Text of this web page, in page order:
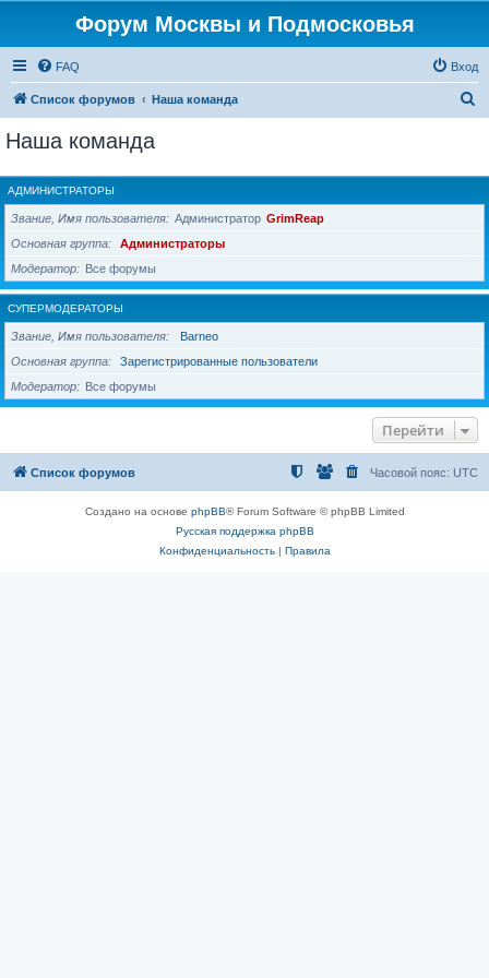
Форум Москвы и Подмосковья
FAQ Вход
Список форумов Наша команда
с
к
Наша команда
АДМИНИСТРАТОРЫ
Звание, Имя пользователя Администратор GrimReap
Основная группа
Администраторы
Модератор
Все форумы
СУПЕРМОДЕРАТОРЫ
Звание, Имя пользователя
Barneo
Основная группа
Зарегистрированные пользователи
Модератор
Все форумы
Перейти
Список форумов Часовой пояс: UTC
Создано на основе phpBB® Forum Software © phpBB Limited
Русская поддержка phpBB
Конфиденциальность| Правила